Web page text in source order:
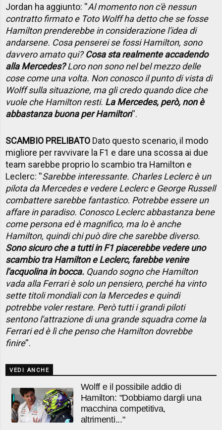
Jordan ha aggiunto: ''Al momento non c'è nessun
contratto firmato e Toto Wolff ha detto che se fosse
Hamilton prenderebbe in considerazione l'idea di
andarsene. Cosa penserei se fossi Hamilton, sono
davvero amato qui?Cosa sta realmente accadendo
alla Mercedes?Loro non sono nel bel mezzo delle
cose come una volta. Non conosco il punto di vista di
Wolff sulla situazione, ma gli credo quando dice che
vuole che Hamilton resti. La Mercedes, però, non è
abbastanza buona per Hamilton''.
SCAMBIO PRELIBATO Dato questo scenario, il modo
migliore per ravvivare la F1 e dare una scossa ai due
team sarebbe proprio lo scambio tra Hamilton e
Leclerc: ''Sarebbe interessante. Charles Leclerc è un
pilota da Mercedes e vedere Leclerc e George Russell
combattere sarebbe fantastico. Potrebbe essere un
affare in paradiso. Conosco Leclerc abbastanza bene
come persona ed è magnifico, ma lo è anche
Hamilton, quindi chi può dire che sarebbe diverso.
Sono sicuro che a tutti in F1 piacerebbe vedere uno
scambio tra Hamilton e Leclerc, farebbe venire
l'acquolina in bocca. Quando sogno che Hamilton
vada alla Ferrari è solo un pensiero, perché ha vinto
sette titoli mondiali con la Mercedes e quindi
potrebbe voler restare. Però tutti i grandi piloti
sentono l'attrazione di una grande squadra come la
Ferrari ed è lì che penso che Hamilton dovrebbe
finire''.
VEDI ANCHE
Wolff e il possibile addio di
Hamilton: "Dobbiamo dargli una
macchina competitiva,
altrimenti..."